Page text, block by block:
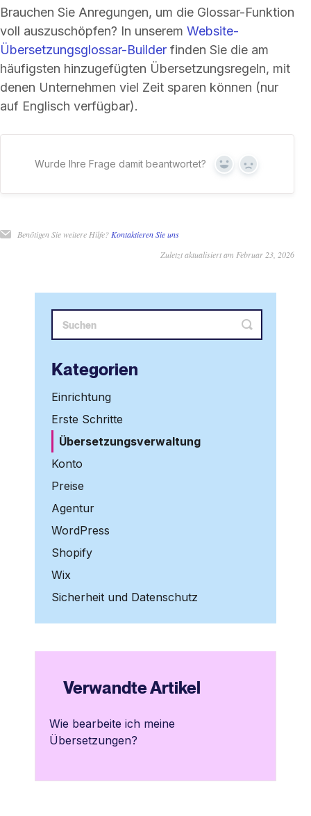
Brauchen Sie Anregungen, um die Glossar-Funktion
voll auszuschöpfen? In unserem Website-
Übersetzungsglossar-Builder finden Sie die am
häufigsten hinzugefügten Übersetzungsregeln, mit
denen Unternehmen viel Zeit sparen können (nur
auf Englisch verfügbar).
Wurde Ihre Frage damit beantwortet? Ja Nein
Benötigen Sie weitere Hilfe? Kontaktieren Sie uns
Zuletzt aktualisiert am Februar 23, 2026
Kategorien
Einrichtung
Erste Schritte
Übersetzungsverwaltung
Konto
Preise
Agentur
WordPress
Shopify
Wix
Sicherheit und Datenschutz
Verwandte Artikel
Wie bearbeite ich meine
Übersetzungen?